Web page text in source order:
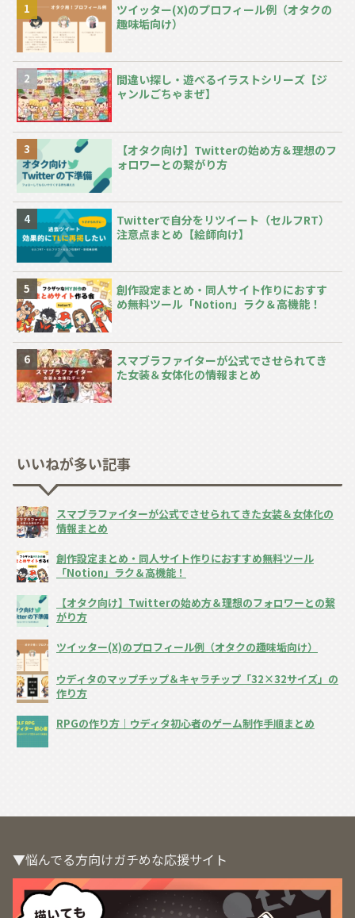
ツイッター(X)のプロフィール例（オタクの
趣味垢向け）
間違い探し・遊べるイラストシリーズ【ジ
ャンルごちゃまぜ】
【オタク向け】Twitterの始め方＆理想のフ
ォロワーとの繋がり方
Twitterで自分をリツイート（セルフRT）
注意点まとめ【絵師向け】
創作設定まとめ・同人サイト作りにおすす
め無料ツール「Notion」ラク＆高機能！
スマブラファイターが公式でさせられてき
た女装＆女体化の情報まとめ
いいねが多い記事
スマブラファイターが公式でさせられてきた女装＆女体化の
情報まとめ
創作設定まとめ・同人サイト作りにおすすめ無料ツール
「Notion」ラク＆高機能！
【オタク向け】Twitterの始め方＆理想のフォロワーとの繋
がり方
ツイッター(X)のプロフィール例（オタクの趣味垢向け）
ウディタのマップチップ＆キャラチップ「32×32サイズ」の
作り方
RPGの作り方｜ウディタ初心者のゲーム制作手順まとめ
▼悩んでる方向けガチめな応援サイト